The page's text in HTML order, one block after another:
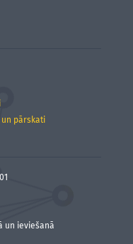
pārskati
un ieviešanā